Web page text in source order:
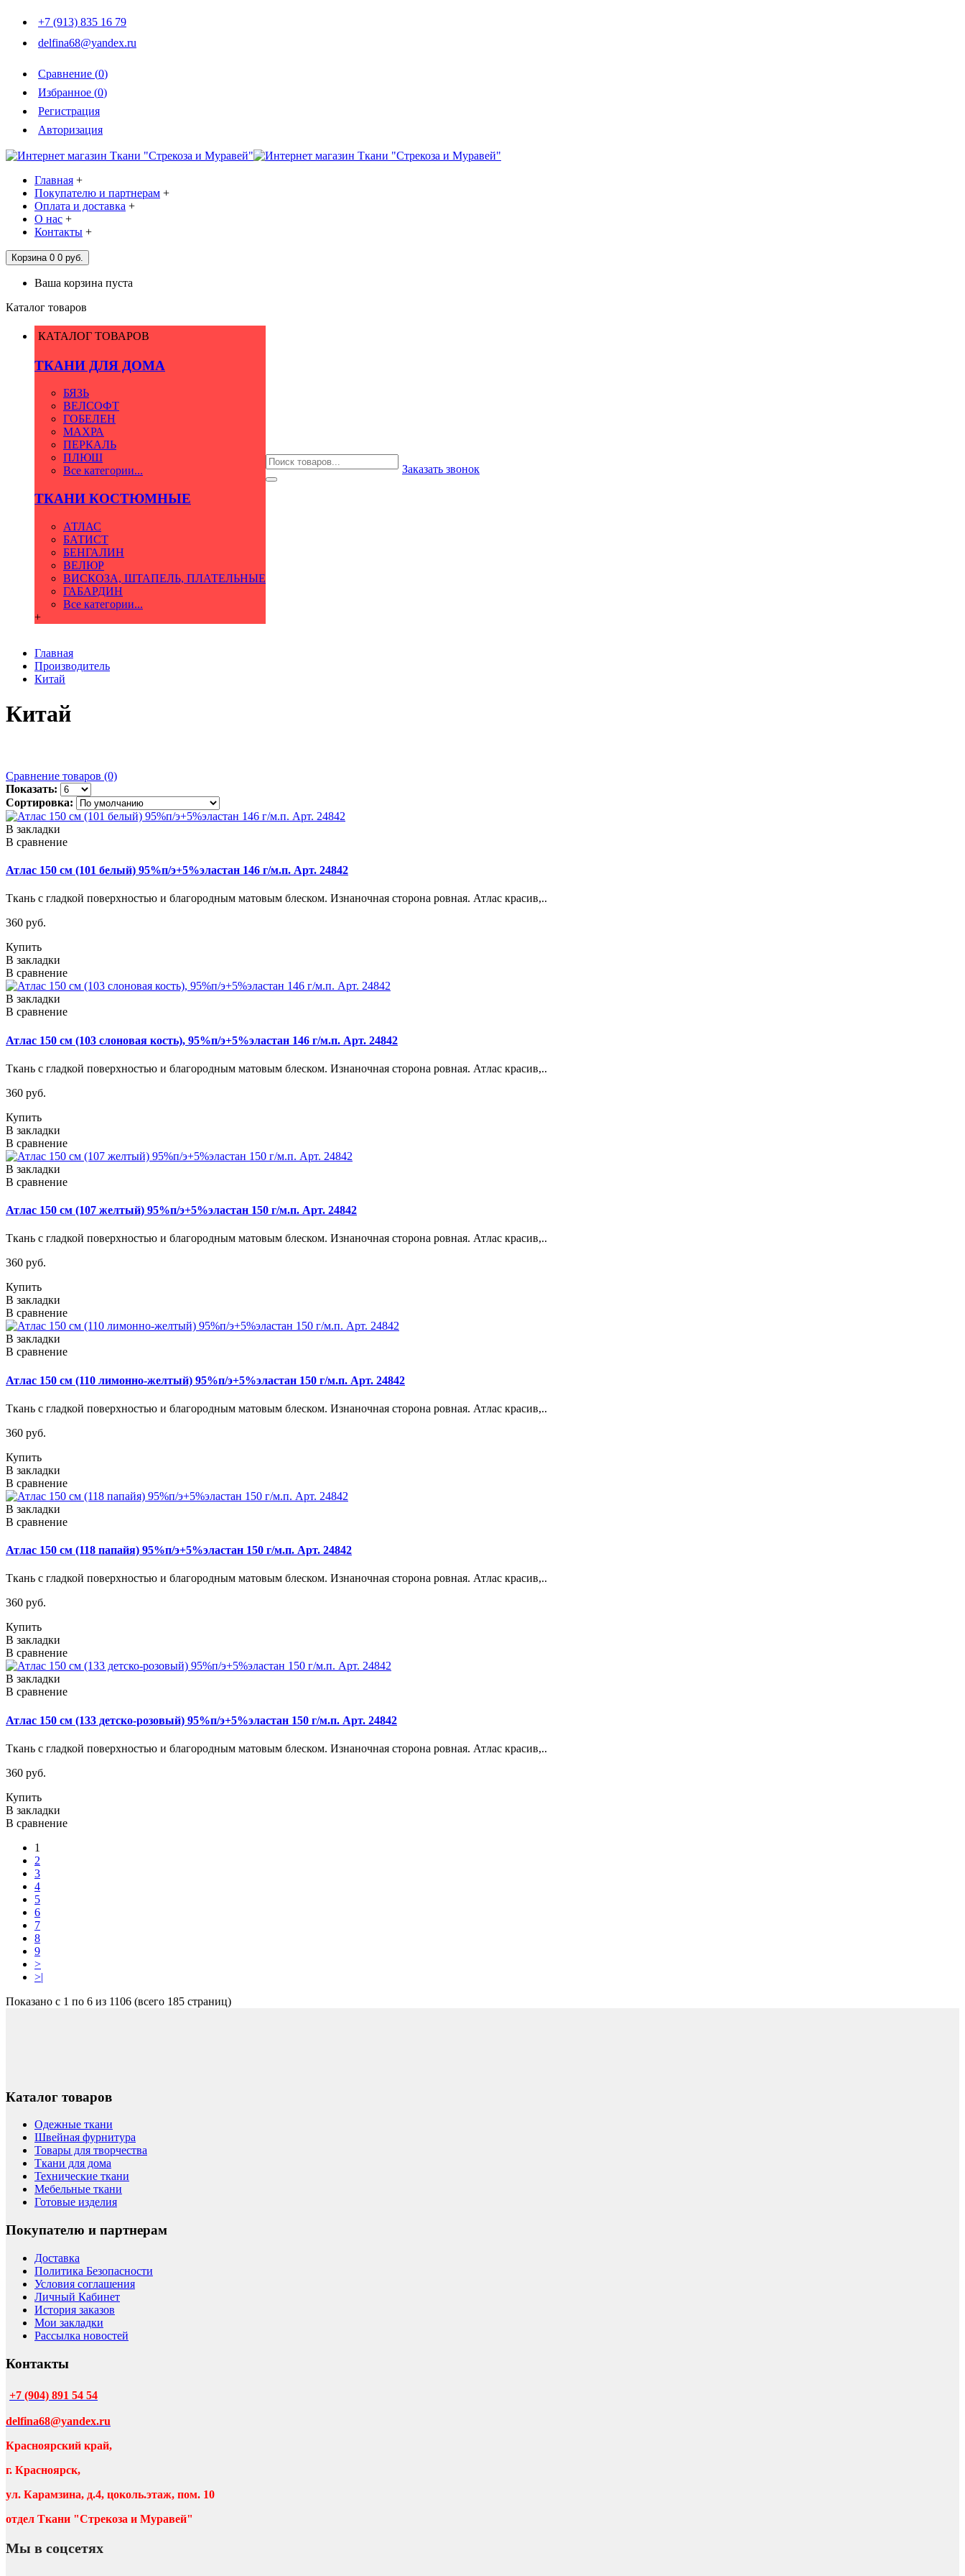
+7 (913) 835 16 79
delfina68@yandex.ru
Сравнение (0)
Избранное (0)
Регистрация
Авторизация
Главная +
Покупателю и партнерам +
Оплата и доставка +
О нас +
Контакты +
Корзина 0 0 руб.
Ваша корзина пуста
Каталог товаров
КАТАЛОГ ТОВАРОВ
ТКАНИ ДЛЯ ДОМА
БЯЗЬ
ВЕЛСОФТ
ГОБЕЛЕН
МАХРА
ПЕРКАЛЬ
ПЛЮШ
Все категории...
ТКАНИ КОСТЮМНЫЕ
АТЛАС
БАТИСТ
БЕНГАЛИН
ВЕЛЮР
ВИСКОЗА, ШТАПЕЛЬ, ПЛАТЕЛЬНЫЕ
ГАБАРДИН
Все категории...
+
Заказать звонок
Главная
Производитель
Китай
Китай
Сравнение товаров (0)
Показать:
Сортировка:
В закладки
В сравнение
Атлас 150 см (101 белый) 95%п/э+5%эластан 146 г/м.п. Арт. 24842
Ткань с гладкой поверхностью и благородным матовым блеском. Изнаночная сторона ровная. Атлас красив,..
360 руб.
Купить
В закладки
В сравнение
В закладки
В сравнение
Атлас 150 см (103 слоновая кость), 95%п/э+5%эластан 146 г/м.п. Арт. 24842
Ткань с гладкой поверхностью и благородным матовым блеском. Изнаночная сторона ровная. Атлас красив,..
360 руб.
Купить
В закладки
В сравнение
В закладки
В сравнение
Атлас 150 см (107 желтый) 95%п/э+5%эластан 150 г/м.п. Арт. 24842
Ткань с гладкой поверхностью и благородным матовым блеском. Изнаночная сторона ровная. Атлас красив,..
360 руб.
Купить
В закладки
В сравнение
В закладки
В сравнение
Атлас 150 см (110 лимонно-желтый) 95%п/э+5%эластан 150 г/м.п. Арт. 24842
Ткань с гладкой поверхностью и благородным матовым блеском. Изнаночная сторона ровная. Атлас красив,..
360 руб.
Купить
В закладки
В сравнение
В закладки
В сравнение
Атлас 150 см (118 папайя) 95%п/э+5%эластан 150 г/м.п. Арт. 24842
Ткань с гладкой поверхностью и благородным матовым блеском. Изнаночная сторона ровная. Атлас красив,..
360 руб.
Купить
В закладки
В сравнение
В закладки
В сравнение
Атлас 150 см (133 детско-розовый) 95%п/э+5%эластан 150 г/м.п. Арт. 24842
Ткань с гладкой поверхностью и благородным матовым блеском. Изнаночная сторона ровная. Атлас красив,..
360 руб.
Купить
В закладки
В сравнение
1
2
3
4
5
6
7
8
9
>
>|
Показано с 1 по 6 из 1106 (всего 185 страниц)
Каталог товаров
Одежные ткани
Швейная фурнитура
Товары для творчества
Ткани для дома
Технические ткани
Мебельные ткани
Готовые изделия
Покупателю и партнерам
Доставка
Политика Безопасности
Условия соглашения
Личный Кабинет
История заказов
Мои закладки
Рассылка новостей
Контакты
+7 (904) 891 54 54
delfina68@yandex.ru
Красноярский край,
г. Красноярск,
ул. Карамзина, д.4, цоколь.этаж, пом. 10
отдел Ткани "Стрекоза и Муравей"
Мы в соцсетях